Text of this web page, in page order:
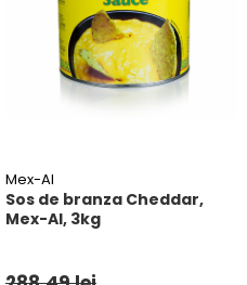
Mex-Al
Sos de branza Cheddar,
Mex-Al, 3kg